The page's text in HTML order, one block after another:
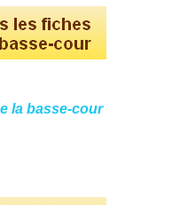
la basse-cour